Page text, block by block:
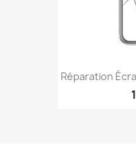
Réparation